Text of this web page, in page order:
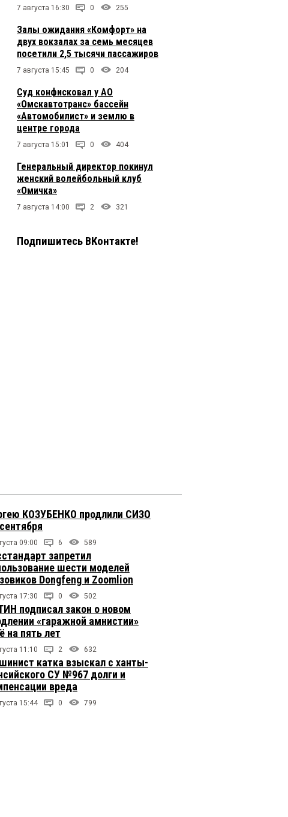
7 августа 16:30 0 255
Залы ожидания «Комфорт» на
двух вокзалах за семь месяцев
посетили 2,5 тысячи пассажиров
7 августа 15:45 0 204
Суд конфисковал у АО
«Омскавтотранс» бассейн
«Автомобилист» и землю в
центре города
7 августа 15:01 0 404
Генеральный директор покинул
женский волейбольный клуб
«Омичка»
7 августа 14:00 2 321
Подпишитесь ВКонтакте!
КОЗУБЕНКО продлили СИЗО
09:00 6 589
запретил
шести моделей
Dongfeng и Zoomlion
17:30 0 502
подписал закон о новом
«гаражной амнистии»
на пять лет
11:10 2 632
катка взыскал с ханты-
СУ №967 долги и
вреда
15:44 0 799